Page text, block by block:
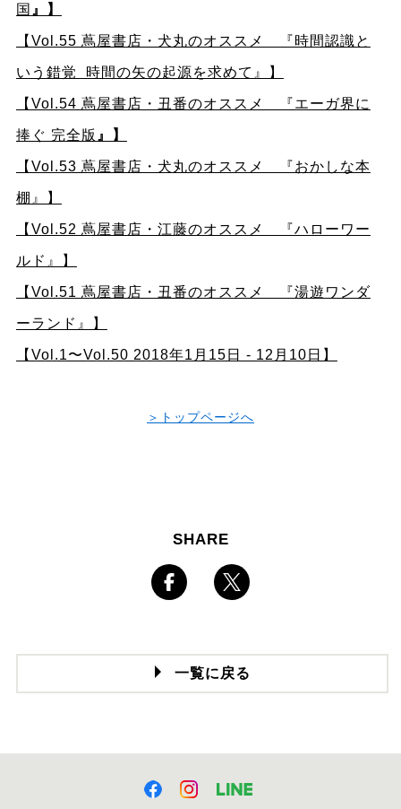
国 』】
【Vol.55 蔦屋書店・犬丸のオススメ 『時間認識と
いう錯覚 時間の矢の起源を求めて』】
【Vol.54 蔦屋書店・丑番のオススメ 『エーガ界に
捧ぐ 完全版 』】
【Vol.53 蔦屋書店・犬丸のオススメ 『おかしな本
棚』】
【Vol.52 蔦屋書店・江藤のオススメ 『ハローワー
ルド』】
【Vol.51 蔦屋書店・丑番のオススメ 『湯遊ワンダ
ーランド』】
【Vol.1〜Vol.50 2018年1月15日 - 12月10日】
＞トップページへ
SHARE
一覧に戻る